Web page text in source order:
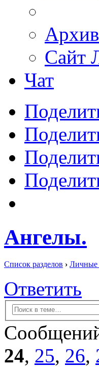
Сайт
Чат
Ангелы.
Список разделов › Личные
Ответить
24, 25, 26,